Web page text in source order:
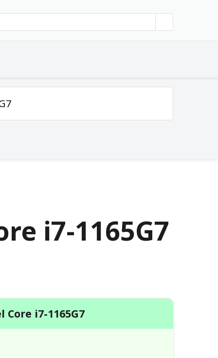
i7-1165G7
Core i7-1165G7